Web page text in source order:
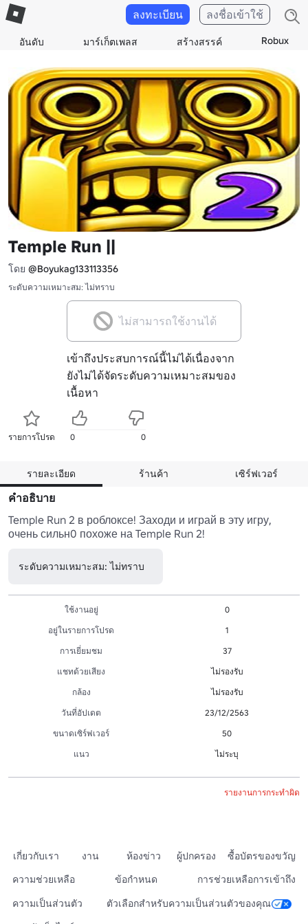
อันดับ มาร์เก็ตเพลส สร้างสรรค์ Robux
ลงทะเบียน ลงชื่อเข้าใช้
Temple Run ||
โดย @Boyukag133113356
ระดับความเหมาะสม: ไม่ทราบ
ไม่สามารถใช้งานได้
เข้าถึงประสบการณ์นี้ไม่ได้เนื่องจาก
ยังไม่ได้จัดระดับความเหมาะสมของ
เนื้อหา
รายการโปรด 0 0
รายละเอียด ร้านค้า เซิร์ฟเวอร์
คำอธิบาย
Temple Run 2 в роблоксе! Заходи и играй в эту игру,
очень сильн0 похоже на Temple Run 2!
ระดับความเหมาะสม: ไม่ทราบ
ใช้งานอยู่
0
อยู่ในรายการโปรด
1
การเยี่ยมชม
37
แชทด้วยเสียง
ไม่รองรับ
กล้อง
ไม่รองรับ
วันที่อัปเดต
23/12/2563
ขนาดเซิร์ฟเวอร์
50
แนว
ไม่ระบุ
รายงานการกระทำผิด
เกี่ยวกับเรา งาน ห้องข่าว ผู้ปกครอง
ซื้อบัตรของขวัญ
ความช่วยเหลือ
ข้อกำหนด
การช่วยเหลือการเข้าถึง
ความเป็นส่วนตัว
ตัวเลือกสำหรับความเป็นส่วนตัวของคุณ